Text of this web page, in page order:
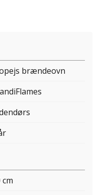
brændeovn
cm